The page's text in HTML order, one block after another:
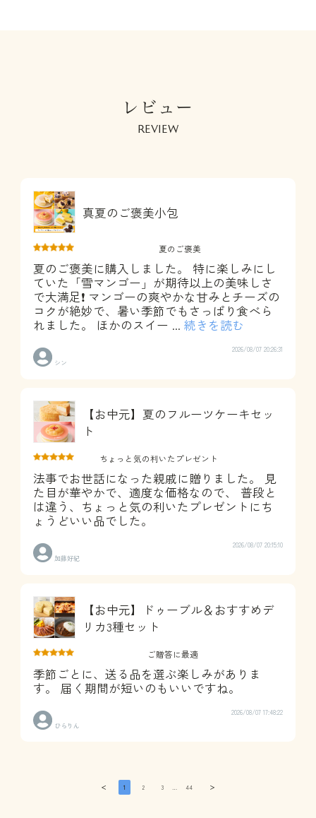
レビュー
REVIEW
真夏のご褒美小包
夏のご褒美
夏のご褒美に購入しました。 特に楽しみにし
ていた「雪マンゴー」が期待以上の美味しさ
で大満足❗️ マンゴーの爽やかな甘みとチーズの
コクが絶妙で、暑い季節でもさっぱり食べら
れました。 ほかのスイー ... 続きを読む
シン
2026/08/07 20:26:31
【お中元】夏のフルーツケーキセッ
ト
ちょっと気の利いたプレゼント
法事でお世話になった親戚に贈りました。 見
た目が華やかで、適度な価格なので、 普段と
は違う、ちょっと気の利いたプレゼントにち
ょうどいい品でした。
加藤好紀
2026/08/07 20:15:10
【お中元】ドゥーブル＆おすすめデ
リカ3種セット
ご贈答に最適
季節ごとに、送る品を選ぶ楽しみがありま
す。 届く期間が短いのもいいですね。
ひらりん
2026/08/07 17:48:22
＜ 1 2 3 … 44 ＞